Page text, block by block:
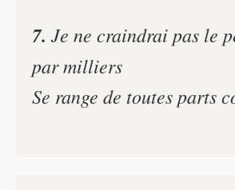
7. Je ne craindrai pas le
par milliers
Se range de toutes parts